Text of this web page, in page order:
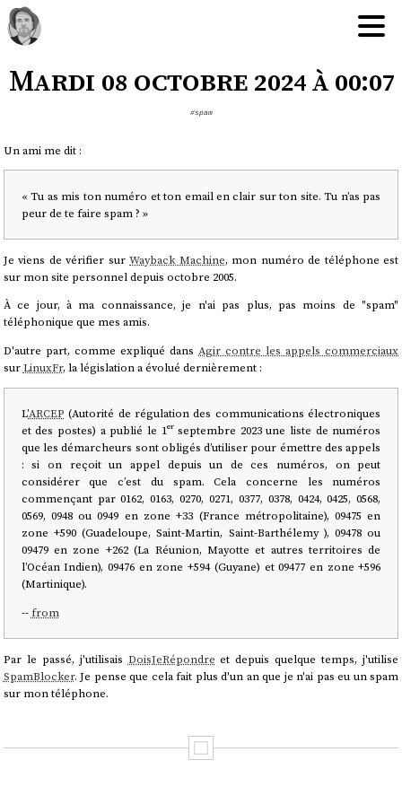
Mardi 08 octobre 2024 à 00:07
#spam
Un ami me dit :
« Tu as mis ton numéro et ton email en clair sur ton site. Tu n’as pas
peur de te faire spam ? »
Je viens de vérifier surWayback Machine, mon numéro de téléphone est
sur mon site personnel depuis octobre 2005.
À ce jour, à ma connaissance, je n'ai pas plus, pas moins de "spam"
téléphonique que mes amis.
D'autre part, comme expliqué dansAgir contre les appels commerciaux
surLinuxFr, la législation a évolué dernièrement :
L’ARCEP (Autorité de régulation des communications électroniques
et des postes) a publié le 1ᵉʳ septembre 2023 une liste de numéros
que les démarcheurs sont obligés d’utiliser pour émettre des appels
: si on reçoit un appel depuis un de ces numéros, on peut
considérer que c’est du spam. Cela concerne les numéros
commençant par 0162, 0163, 0270, 0271, 0377, 0378, 0424, 0425, 0568,
0569, 0948 ou 0949 en zone +33 (France métropolitaine), 09475 en
zone +590 (Guadeloupe, Saint-Martin, Saint-Barthélemy ), 09478 ou
09479 en zone +262 (La Réunion, Mayotte et autres territoires de
l’Océan Indien), 09476 en zone +594 (Guyane) et 09477 en zone +596
(Martinique).
--from
Par le passé, j'utilisais DoisJeRépondre et depuis quelque temps, j'utilise
SpamBlocker. Je pense que cela fait plus d'un an que je n'ai pas eu un spam
sur mon téléphone.